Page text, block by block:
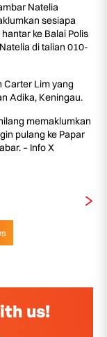
Natelia
sesiapa
ke Balai Polis
di talian 010-
Carter Lim yang
Adika, Keningau.
memaklumkan
pulang ke Papar
– Info X
us!